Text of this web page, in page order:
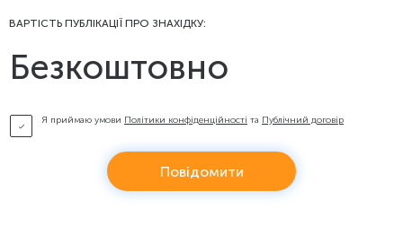
ВАРТІСТЬ ПУБЛІКАЦІЇ ПРО ЗНАХІДКУ:
Безкоштовно
Я приймаю умови Політики конфіденційності та Публічний договір
Повідомити